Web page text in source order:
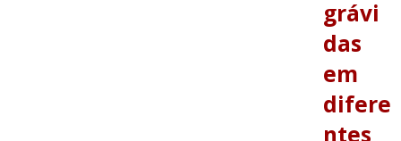
grávi
das
em
difere
ntes